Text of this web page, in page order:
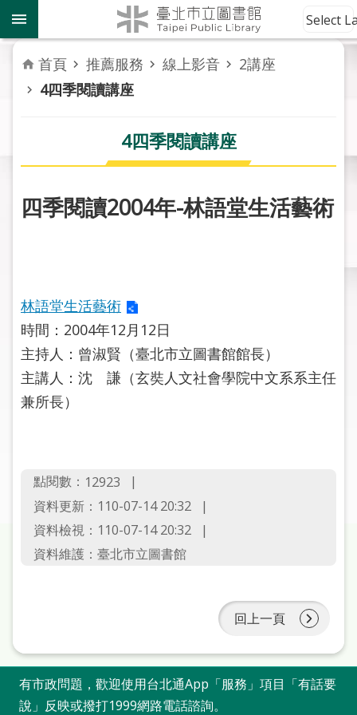
跳到主要內容區塊
到
館
資
訊
務
活
關
於
市
圖
線
常
見
問
答
圖
網
Select
首頁 推薦服務 線上影音
2講座
4四季閱讀講座
4四季閱讀講座
四季閱讀2004年-林語堂生活藝術
林語堂生活藝術
時間：2004年12月12日
主持人：曾淑賢（臺北市立圖書館館長）
主講人：沈 謙（玄奘人文社會學院中文系系主任
兼所長）
點閱數： 12923
資料更新：110-07-14 20:32
資料檢視：110-07-14 20:32
資料維護：臺北市立圖書館
回上一頁
有市政問題，歡迎使用台北通App「服務」項目「有話要
說」反映或撥打1999網路電話諮詢。